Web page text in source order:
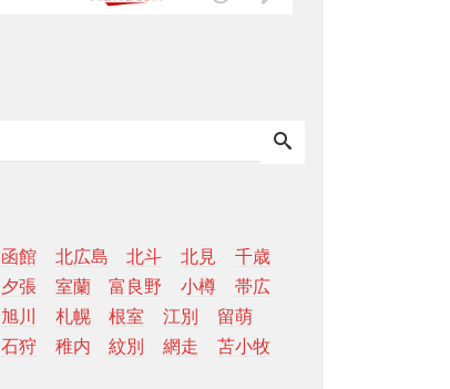
函館 北広島 北斗 北見
千歳
夕張 室蘭 富良野 小樽
帯広
旭川 札幌 根室 江別
留萌
石狩 稚内 紋別 網走
苫小牧